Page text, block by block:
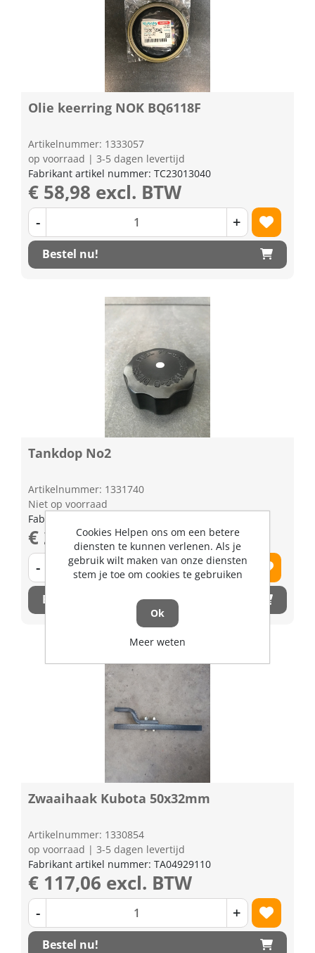
Olie keerring NOK BQ6118F
Artikelnummer: 1333057
op voorraad | 3-5 dagen levertijd
Fabrikant artikel nummer: TC23013040
€ 58,98 excl. BTW
- +
Bestel nu!
Tankdop No2
Artikelnummer: 1331740
Niet op voorraad
Fabrikant artikel nummer: TA47042062
€ 23,56 excl. BTW
- +
Bestel nu!
Zwaaihaak Kubota 50x32mm
Artikelnummer: 1330854
op voorraad | 3-5 dagen levertijd
Fabrikant artikel nummer: TA04929110
€ 117,06 excl. BTW
- +
Bestel nu!
Cookies Helpen ons om een betere
diensten te kunnen verlenen. Als je
gebruik wilt maken van onze diensten
stem je toe om cookies te gebruiken
Ok
Meer weten